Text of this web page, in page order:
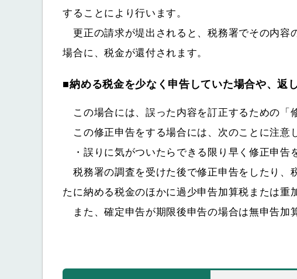
することにより行います。
更正の請求が堤出されると、税務署でその内容
場合に、税金が還付されます。
■納める税金を少なく申告していた場合や、返
この場合には、誤った内容を訂正するための「
この修正申告をする場合には、次のことに注意
・誤りに気がついたらできる限り早く修正申告
税務署の調査を受けた後で修正申告をしたり、
たに納める税金のほかに過少申告加算税または重
また、確定申告が期限後申告の場合は無申告加